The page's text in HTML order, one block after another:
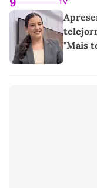
TV
"Mais